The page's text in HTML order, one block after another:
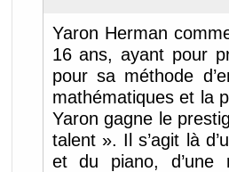
Yaron Herman
16 ans, ayant pour
pour sa méthode
mathématiques et la
Yaron gagne le
talent ». Il s’agit là
et du piano, d’une